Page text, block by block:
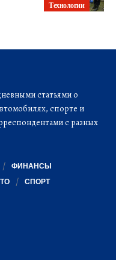
Технологии
статьями о
спорте и
с разных
ФИНАНСЫ
СПОРТ